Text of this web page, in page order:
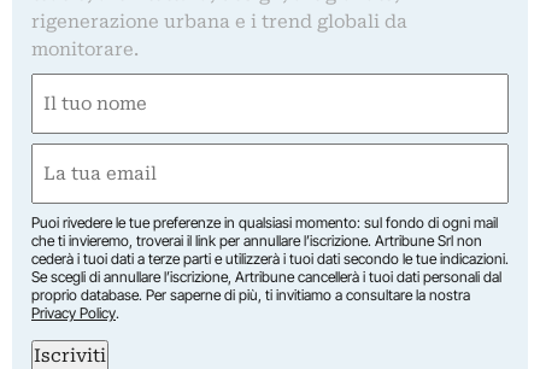
rigenerazione urbana e i trend globali da
monitorare.
(Obbligatorio)
(Obbligatorio)
Puoi rivedere le tue preferenze in qualsiasi momento: sul fondo di ogni mail
che ti invieremo, troverai il link per annullare l’iscrizione. Artribune Srl non
cederà i tuoi dati a terze parti e utilizzerà i tuoi dati secondo le tue indicazioni.
Se scegli di annullare l’iscrizione, Artribune cancellerà i tuoi dati personali dal
proprio database. Per saperne di più, ti invitiamo a consultare la nostra
Privacy Policy.
Iscriviti